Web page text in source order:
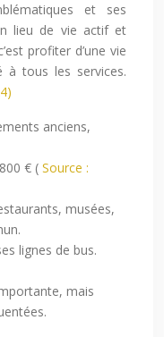
et ses
lieu de vie actif et
profiter d’une vie
à tous les services.
anciens,
€ ( Source :
musées,
lignes de bus.
mais